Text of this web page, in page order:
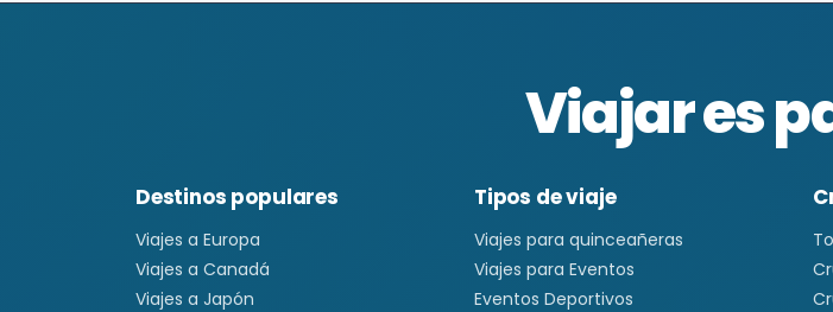
Viajar es
Destinos populares
Viajes a Europa
Viajes a Canadá
Viajes a Japón
Tipos de viaje
Viajes para quinceañeras
Viajes para Eventos
Eventos Deportivos